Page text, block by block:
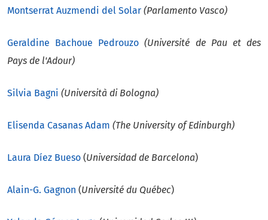
Montserrat Auzmendi del Solar (Parlamento Vasco)
Geraldine Bachoue Pedrouzo (Université de Pau et des
Pays de l'Adour)
Silvia Bagni (Università di Bologna)
Elisenda Casanas Adam (The University of Edinburgh)
Laura Díez Bueso (Universidad de Barcelona)
Alain-G. Gagnon (Université du Québec)